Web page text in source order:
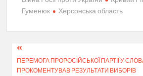
Гуменюк
Херсонська область
Навігація
записів
ПЕРЕМОГА ПРОРОСІЙСЬКОЇ ПАРТІЇ У
ПРОКОМЕНТУВАВ РЕЗУЛЬТАТИ ВИБОРІВ